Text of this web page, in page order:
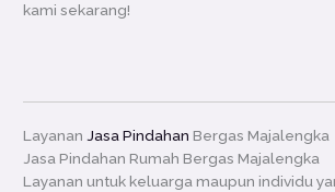
kami sekarang!
LayananJasa Pindahan Bergas Majalengka
Jasa Pindahan Rumah Bergas Majalengka
Layanan untuk keluarga maupun individu